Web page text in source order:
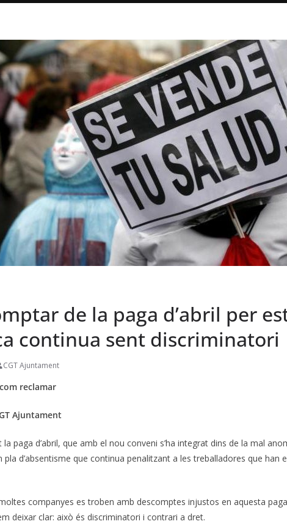
de la paga d’abril per
continua sent discriminatori
CGT Ajuntament
reclamar
Ajuntament
la paga d’abril, que amb el nou conveni s’ha integrat dins de la mal
pla d’absentisme que continua penalitzant a les treballadores que han
companyes es troben amb descomptes injustos en aquesta
deixar clar: això és discriminatori i contrari a dret.